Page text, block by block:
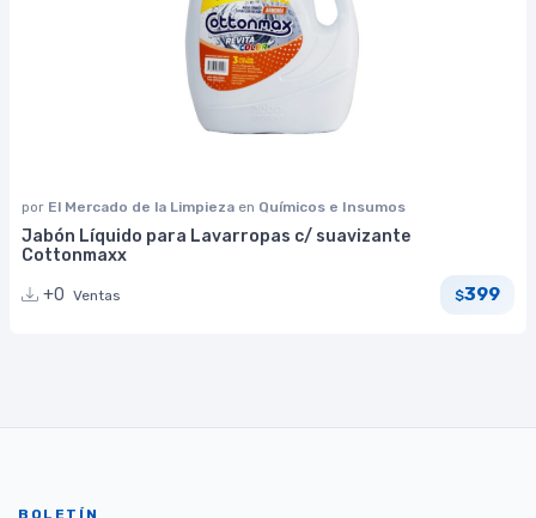
por El Mercado de la Limpieza en Químicos e Insumos
Jabón Líquido para Lavarropas c/ suavizante
Cottonmaxx
+0 Ventas $399
BOLETÍN